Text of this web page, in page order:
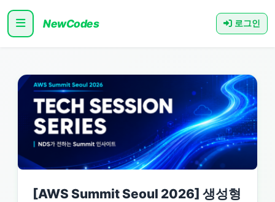
NewCodes 로그인
[AWS Summit Seoul 2026] 생성형